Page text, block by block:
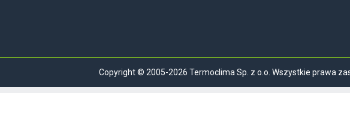
Copyright © 2005-2026 Termoclima Sp. z o.o. Wszystkie prawa